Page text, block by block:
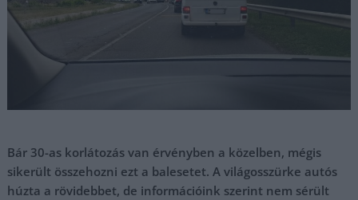
Bár 30-as korlátozás van érvényben a közelben, mégis
sikerült összehozni ezt a balesetet. A világosszürke autós
húzta a rövidebbet, de információink szerint nem sérült